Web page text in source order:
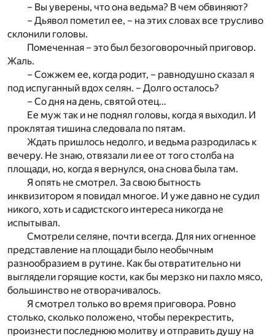
– Вы уверены, что она ведьма? В чем обвиняют?
– Дьявол пометил ее, – на этих словах все трусливо
склонили головы.
Помеченная – это был безоговорочный приговор.
Жаль.
– Сожжем ее, когда родит, – равнодушно сказал я
под испуганный вдох селян. – Долго осталось?
– Со дня на день, святой отец…
Ее муж так и не поднял головы, когда я выходил. И
проклятая тишина следовала по пятам.
Ждать пришлось недолго, и ведьма разродилась к
вечеру. Не знаю, отвязали ли ее от того столба на
площади, но, когда я вернулся, она снова была там.
Я опять не смотрел. За свою бытность
инквизитором я повидал многое. И уже давно не судил
никого, хоть и садистского интереса никогда не
испытывал.
Смотрели селяне, почти всегда. Для них огненное
представление на площади было необычным
разнообразием в рутине. Как бы отвратительно ни
выглядели горящие кости, как бы мерзко ни пахло мясо,
большинство не отворачивалось.
Я смотрел только во время приговора. Ровно
столько, сколько положено, чтобы перекрестить,
произнести последнюю молитву и отправить душу на